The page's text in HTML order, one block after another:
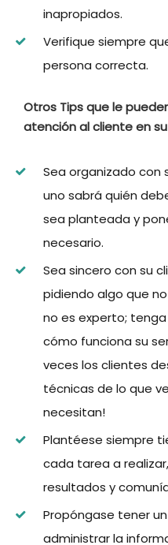
inapropiados.
Verifique siempre
persona correcta.
Otros Tips que le
atención al cliente en
Sea organizado con
uno sabrá quién
sea planteada y
necesario.
Sea sincero con su
pidiendo algo que
no es experto;
cómo funciona su
veces los clientes
técnicas de lo que
necesitan!
Plantéese siempre
cada tarea a
resultados y
Propóngase tener
administrar la